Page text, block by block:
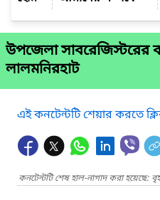
উপজেলা সাবরেজিস্টরের
লালমনিরহাট
এই কনটেন্টটি শেয়ার করতে
কনটেন্টটি শেষ হাল-নাগাদ করা